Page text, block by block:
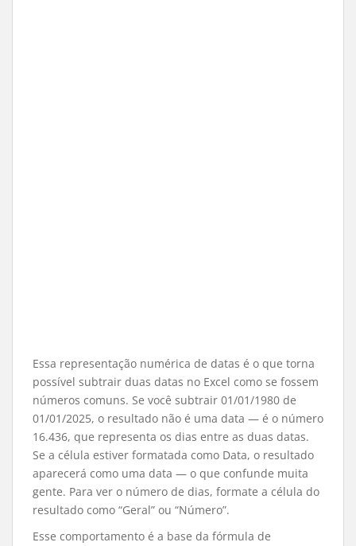
Essa representação numérica de datas é o que torna
possível subtrair duas datas no Excel como se fossem
números comuns. Se você subtrair 01/01/1980 de
01/01/2025, o resultado não é uma data — é o número
16.436, que representa os dias entre as duas datas.
Se a célula estiver formatada como Data, o resultado
aparecerá como uma data — o que confunde muita
gente. Para ver o número de dias, formate a célula do
resultado como “Geral” ou “Número”.
Esse comportamento é a base da fórmula de